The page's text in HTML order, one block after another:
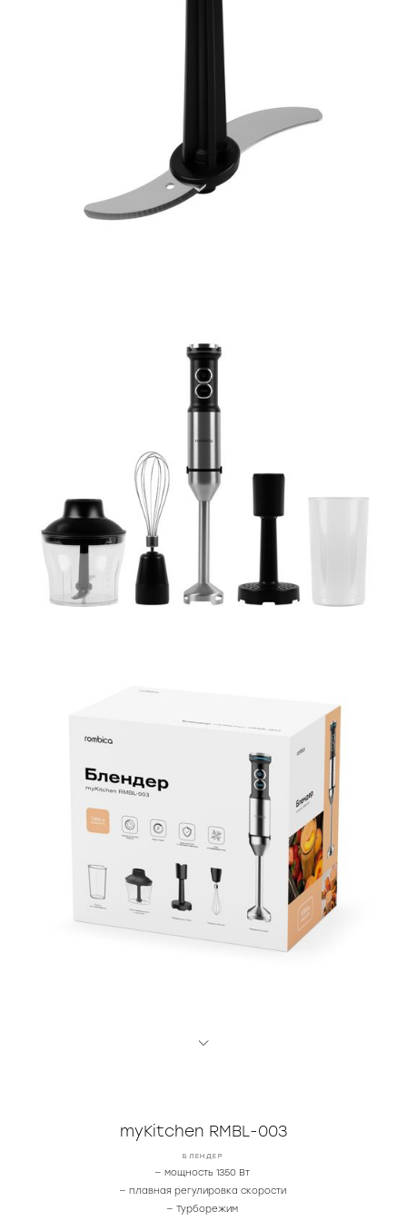
Часы
Стерилизаторы
Пылесосы
Роботы-пылесосы
Вертикальные
myKitchen RMBL-003
БЛЕНДЕР
— мощность 1350 Вт
— плавная регулировка скорости
— Турборежим